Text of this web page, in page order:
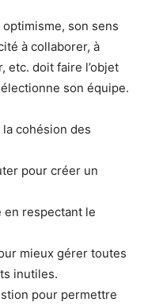
optimisme, son sens
à collaborer, à
etc. doit faire l’objet
son équipe.
cohésion des
pour créer un
en respectant le
mieux gérer toutes
inutiles.
pour permettre